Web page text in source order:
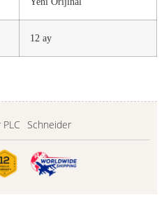
12 ay
Schneider